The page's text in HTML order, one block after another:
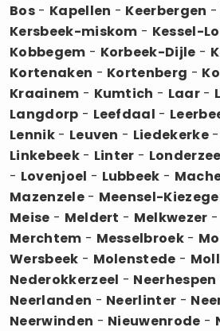
Bos- Kapellen - Keerbergen -
Kersbeek-miskom - Kessel-Lo
Kobbegem - Korbeek-Dijle -
Kortenaken - Kortenberg -
Kraainem - Kumtich - Laar -
Langdorp - Leefdaal -
Lennik- Leuven - Liedekerke-
Linkebeek- Linter -
- Lovenjoel - Lubbeek -
Mazenzele- Meensel-
Meise - Meldert - Melkwezer -
Merchtem - Messelbroek -
Wersbeek - Molenstede -
Nederokkerzeel - Neerhespen
Neerlanden - Neerlinter -
Neerwinden - Nieuwenrode -